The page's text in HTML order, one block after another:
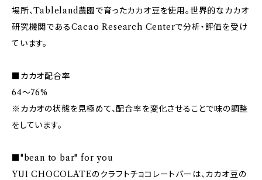
場所、Tableland農園で育ったカカオ豆を使用。世界的なカカオ
研究機関であるCacao Research Centerで分析・評価を受け
ています。
■カカオ配合率
64〜76%
※カカオの状態を見極めて、配合率を変化させることで味の調整
をしています。
■"bean to bar" for you
YUI CHOCOLATEのクラフトチョコレートバーは、カカオ豆の